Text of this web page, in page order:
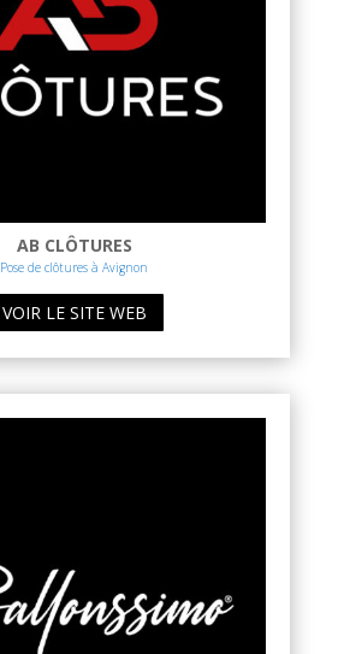
AB CLÔTURES
Pose de clôtures à Avignon
VOIR LE SITE WEB